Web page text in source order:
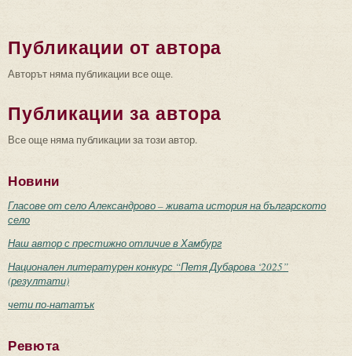
Публикации от автора
Авторът няма публикации все още.
Публикации за автора
Все още няма публикации за този автор.
Новини
Гласове от село Александрово – живата история на българското
село
Наш автор с престижно отличие в Хамбург
Национален литературен конкурс “Петя Дубарова ‘2025”
(резултати)
чети по-нататък
Ревюта